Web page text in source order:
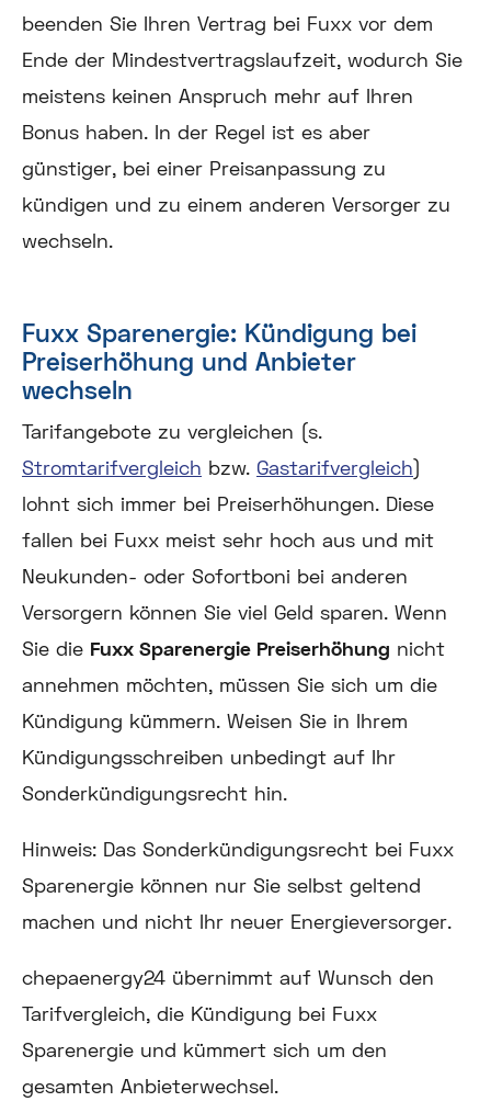
beenden Sie Ihren Vertrag bei Fuxx vor dem
Ende der Mindestvertragslaufzeit, wodurch Sie
meistens keinen Anspruch mehr auf Ihren
Bonus haben. In der Regel ist es aber
günstiger, bei einer Preisanpassung zu
kündigen und zu einem anderen Versorger zu
wechseln.
Fuxx Sparenergie: Kündigung bei
Preiserhöhung und Anbieter
wechseln
Tarifangebote zu vergleichen (s.
Stromtarifvergleich bzw. Gastarifvergleich)
lohnt sich immer bei Preiserhöhungen. Diese
fallen bei Fuxx meist sehr hoch aus und mit
Neukunden- oder Sofortboni bei anderen
Versorgern können Sie viel Geld sparen. Wenn
Sie die Fuxx Sparenergie Preiserhöhung nicht
annehmen möchten, müssen Sie sich um die
Kündigung kümmern. Weisen Sie in Ihrem
Kündigungsschreiben unbedingt auf Ihr
Sonderkündigungsrecht hin.
Hinweis: Das Sonderkündigungsrecht bei Fuxx
Sparenergie können nur Sie selbst geltend
machen und nicht Ihr neuer Energieversorger.
chepaenergy24 übernimmt auf Wunsch den
Tarifvergleich, die Kündigung bei Fuxx
Sparenergie und kümmert sich um den
gesamten Anbieterwechsel.